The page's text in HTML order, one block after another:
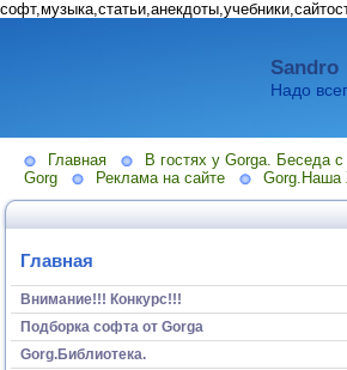
Sandro
Надо
Главная
В гостях у Gorga. Беседа
Gorg
Реклама на сайте Gorg.Наша
Главная
Внимание!!! Конкурс!!!
Подборка софта от Gorga
Gorg.Библиотека.